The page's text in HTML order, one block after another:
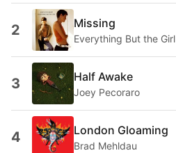
2 Missing
Everything But the Girl
3 Half Awake
Joey Pecoraro
4 London Gloaming
Brad Mehldau